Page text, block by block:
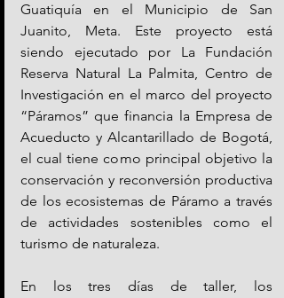
Guatiquía en el Municipio de San
Juanito, Meta. Este proyecto está
siendo ejecutado por La Fundación
Reserva Natural La Palmita, Centro de
Investigación en el marco del proyecto
“Páramos” que financia la Empresa de
Acueducto y Alcantarillado de Bogotá,
el cual tiene como principal objetivo la
conservación y reconversión productiva
de los ecosistemas de Páramo a través
de actividades sostenibles como el
turismo de naturaleza.
En los tres días de taller, los